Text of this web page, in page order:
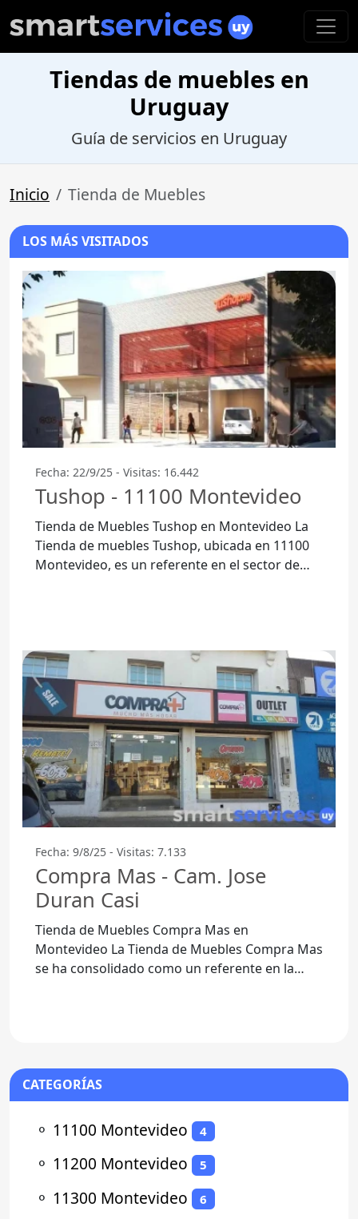
Tiendas de muebles en
Uruguay
Guía de servicios en Uruguay
Inicio Tienda de Muebles
LOS MÁS VISITADOS
Fecha: 22/9/25 - Visitas: 16.442
Tushop - 11100 Montevideo
Tienda de Muebles Tushop en Montevideo La
Tienda de muebles Tushop, ubicada en 11100
Montevideo, es un referente en el sector de
Fecha: 9/8/25 - Visitas: 7.133
Compra Mas - Cam. Jose
Duran Casi
Tienda de Muebles Compra Mas en
Montevideo La Tienda de Muebles Compra Mas
se ha consolidado como un referente en la
CATEGORÍAS
⚬ 11100 Montevideo 4
⚬ 11200 Montevideo 5
⚬ 11300 Montevideo 6